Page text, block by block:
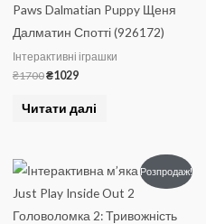
Paws Dalmatian Puppy Щеня
Далматин Спотті (926172)
Інтерактивні іграшки
₴1700₴1029
Читати далі
Розпродаж!
ціна:
₴2000.
Поточна
ціна:
₴949.